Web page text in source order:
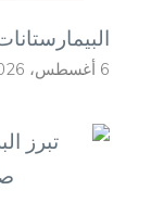
6 أغسطس، 2026